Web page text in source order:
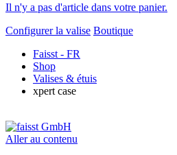
Il n'y a pas d'article dans votre panier.
Configurer la valise Boutique
Faisst - FR
Shop
Valises & étuis
xpert case
Aller au contenu